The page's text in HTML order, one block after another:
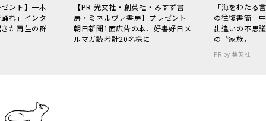
ント】一木
れ」インタ
た再生の群
【PR 光文社・創英社・みすず書
房・ミネルヴァ書房】プレゼント
朝日新聞1面広告の本、好書好日メ
ルマガ読者計20名様に
「海をわた
の往復書簡」
出逢いの不思
の〝家族〟
PR by 集英社